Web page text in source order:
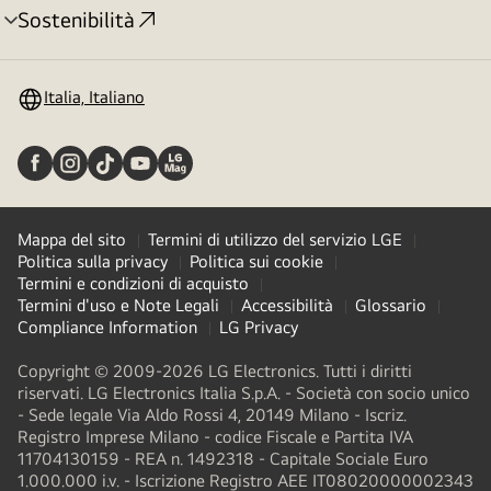
Sostenibilità
Attivazione
Italia, Italiano
Mappa del sito
Termini di utilizzo del servizio LGE
Politica sulla privacy
Politica sui cookie
Termini e condizioni di acquisto
Termini d'uso e Note Legali
Accessibilità
Glossario
Compliance Information
LG Privacy
Copyright © 2009-2026 LG Electronics. Tutti i diritti
riservati. LG Electronics Italia S.p.A. - Società con socio unico
- Sede legale Via Aldo Rossi 4, 20149 Milano - Iscriz.
Registro Imprese Milano - codice Fiscale e Partita IVA
11704130159 - REA n. 1492318 - Capitale Sociale Euro
1.000.000 i.v. - Iscrizione Registro AEE IT08020000002343​